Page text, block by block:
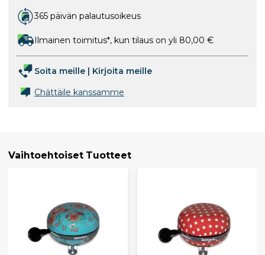
365 päivän palautusoikeus
Ilmainen toimitus*, kun tilaus on yli 80,00 €
Soita meille | Kirjoita meille
Chättäile kanssamme
Vaihtoehtoiset Tuotteet